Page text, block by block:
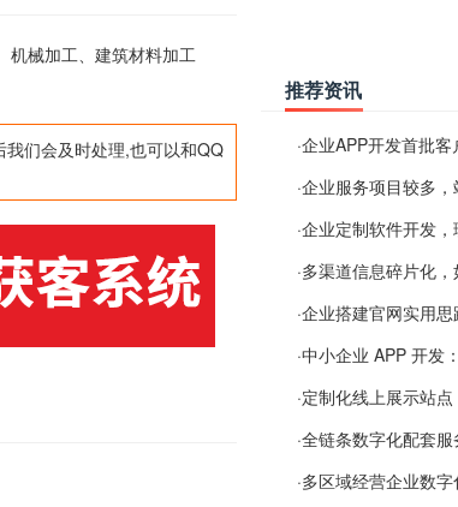
机械加工、建筑材料加工
我们会及时处理,也可以和QQ
推荐资讯
·企业APP开发首批
·企业服务项目较多，站点栏
·企业定制软件开发，理清需求才
·多渠道信息碎片化，如何构建适
·企业搭建官网实用思路，聊聊
·中小企业 APP 开发：需求规划与
·定制化线上展示站点，助力企
·全链条数字化配套服务助
·多区域经营企业数字化建设新思路：多端载体